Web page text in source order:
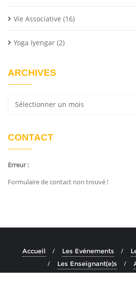
Vie Associative (16)
Yoga Iyengar (2)
ARCHIVES
CONTACT
Erreur :
Formulaire de contact non trouvé !
Accueil Les Evènements
Les Enseignant(e)s